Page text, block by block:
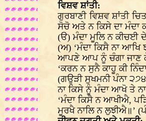
ਵਿਸ਼ਵ ਸ਼ਾਂਤੀ:
ਗੁਰਬਾਣੀ ਵਿਸ਼ਵ ਸ਼ਾਂਤੀ
ਸੋਚੋ ਅਤੇ ਨ ਕਿਸੇ ਦਾ ਮੰਦਾ
(ੳ) ਮੰਦਾ ਮੂਲਿ ਨ ਕੀਚਈ ਦੇ
(ਅ) ‘ਮੰਦਾ ਕਿਸੈ ਨਾ ਆਖਿ
ਆਪਣੇ ਆਪ ਨੂੰ ਚੰਗਾ ਜਾਣ
‘ਕਰਨ ਨ ਸੁਨੈ ਕਾਹੂ ਕੀ
(ਗਉੜੀ ਸੁਖਮਨੀ ਪੰਨਾ
ਨਾ ਕਿਸੇ ਨੂੰ ਮੰਦਾ ਆਖੋ ਤੇ
‘ਮੰਦਾ ਕਿਸੈ ਨ ਆਖੀਐ,
ਮੂਰਖੈ ਨਾਲਿ ਨ ਲੁਝੀਐ॥’